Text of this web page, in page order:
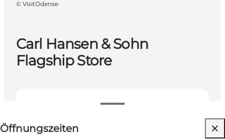
Carl Hansen & Sohn
Flagship Store
Öffnungszeiten anzeigen
Öffnungszeiten
Website besuchen
© VisitOdense